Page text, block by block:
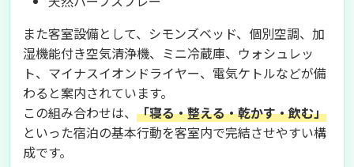
また客室設備として、シモンズベッド、個別空調、加
湿機能付き空気清浄機、ミニ冷蔵庫、ウォシュレッ
ト、マイナスイオンドライヤー、電気ケトルなどが備
わると案内されています。
この組み合わせは、 「寝る・整える・乾かす・飲む」
といった宿泊の基本行動を客室内で完結させやすい構
成です。